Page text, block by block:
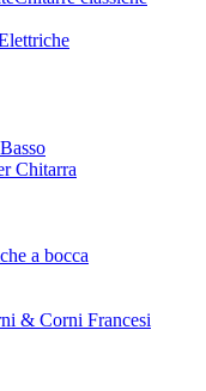
Chitarra
a bocca
& Corni Francesi